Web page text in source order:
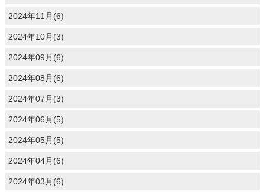
2024年11月(6)
2024年10月(3)
2024年09月(6)
2024年08月(6)
2024年07月(3)
2024年06月(5)
2024年05月(5)
2024年04月(6)
2024年03月(6)